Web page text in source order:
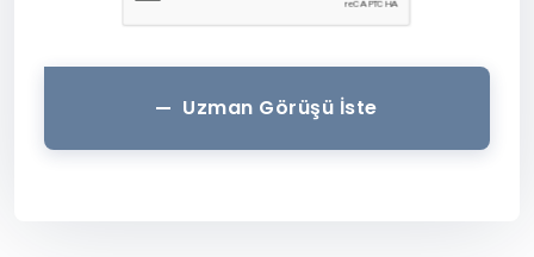
Uzman Görüşü İste